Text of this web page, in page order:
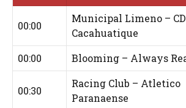
00:00
Municipal Limeno – CD
Cacahuatique
00:00 Blooming – Always
00:30
Racing Club – Atletico
Paranaense